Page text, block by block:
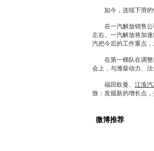
如今，连续下滑的销
在一汽解放销售公
左右。 一汽解放将加
汽把今后的工作重点
在第一梯队在调整前
会上，与潍柴动力、
福田 欧曼、 江淮
致：发掘新的增长点，
微博推荐